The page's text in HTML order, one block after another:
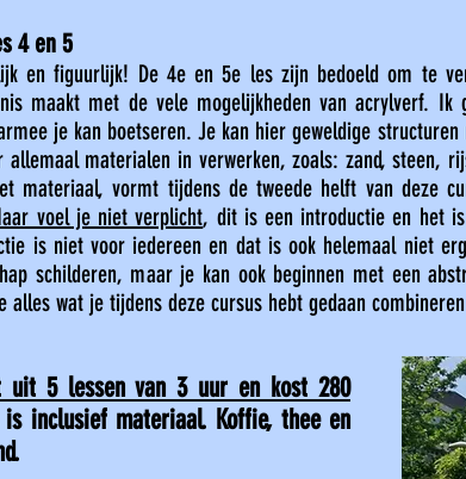
4 en 5
en figuurlijk! De 4e en 5e les zijn bedoeld om te
maakt met de vele mogelijkheden van acrylverf.
je kan boetseren. Je kan hier geweldige
allemaal materialen in verwerken, zoals: zand, steen,
materiaal, vormt tijdens de tweede helft van deze
voel je niet verplicht, dit is een introductie en het
is niet voor iedereen en dat is ook helemaal niet
schilderen, maar je kan ook beginnen met een
alles wat je tijdens deze cursus hebt gedaan
uit 5 lessen van 3 uur en kost 280
is inclusief materiaal. Koffie, thee en